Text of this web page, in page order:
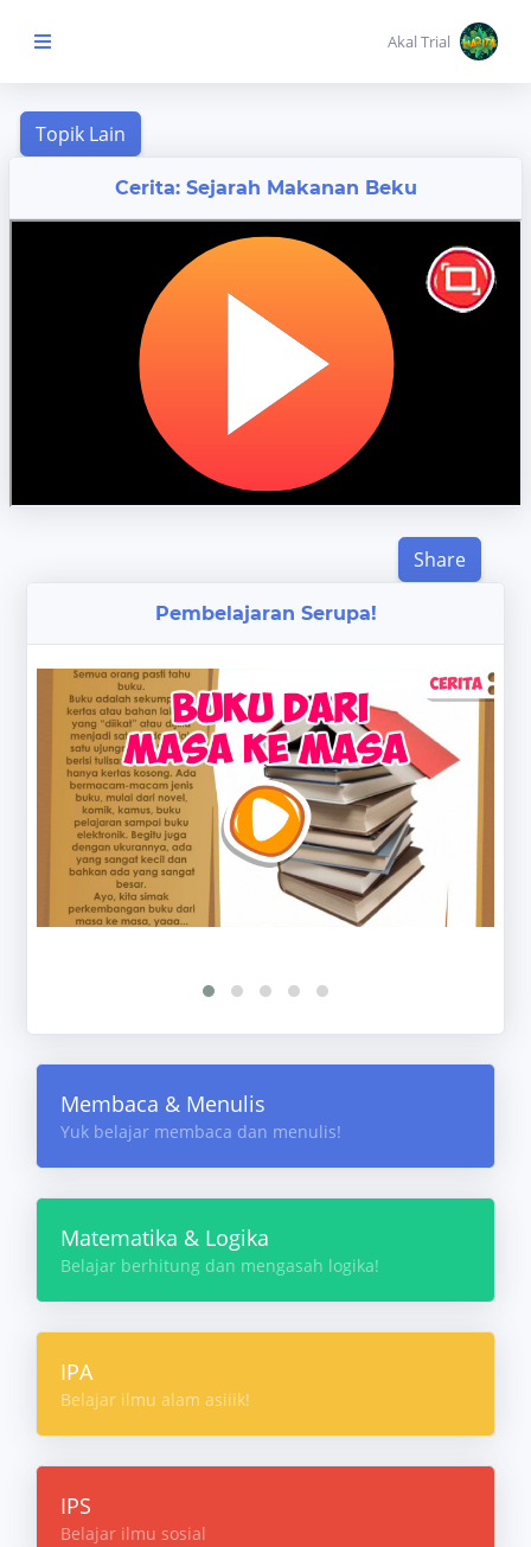
Beranda Anak
Akal Trial
Cerita: Sejarah Makanan Beku
Share
Pembelajaran Serupa!
Membaca & Menulis
Yuk belajar membaca dan menulis!
Matematika & Logika
Belajar berhitung dan mengasah logika!
IPA
Belajar ilmu alam asiiik!
IPS
Belajar ilmu sosial